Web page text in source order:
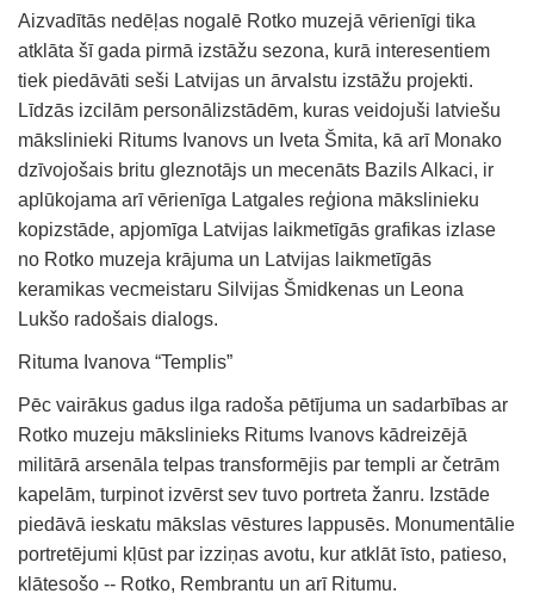
Aizvadītās nedēļas nogalē Rotko muzejā vērienīgi tika
atklāta šī gada pirmā izstāžu sezona, kurā interesentiem
tiek piedāvāti seši Latvijas un ārvalstu izstāžu projekti.
Līdzās izcilām personālizstādēm, kuras veidojuši latviešu
mākslinieki Ritums Ivanovs un Iveta Šmita, kā arī Monako
dzīvojošais britu gleznotājs un mecenāts Bazils Alkaci, ir
aplūkojama arī vērienīga Latgales reģiona mākslinieku
kopizstāde, apjomīga Latvijas laikmetīgās grafikas izlase
no Rotko muzeja krājuma un Latvijas laikmetīgās
keramikas vecmeistaru Silvijas Šmidkenas un Leona
Lukšo radošais dialogs.
Rituma Ivanova “Templis”
Pēc vairākus gadus ilga radoša pētījuma un sadarbības ar
Rotko muzeju mākslinieks Ritums Ivanovs kādreizējā
militārā arsenāla telpas transformējis par templi ar četrām
kapelām, turpinot izvērst sev tuvo portreta žanru. Izstāde
piedāvā ieskatu mākslas vēstures lappusēs. Monumentālie
portretējumi kļūst par izziņas avotu, kur atklāt īsto, patieso,
klātesošo -- Rotko, Rembrantu un arī Ritumu.